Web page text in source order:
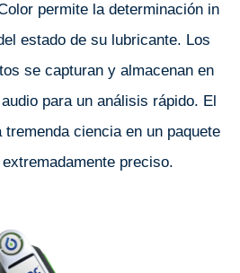
permite la determinación in
estado de su lubricante. Los
se capturan y almacenan en
para un análisis rápido. El
tremenda ciencia en un paquete
preciso.